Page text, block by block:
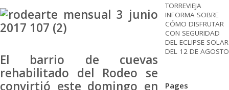
El barrio de cuevas
rehabilitado del Rodeo se
convirtió este domingo en
TORREVIEJA
INFORMA SOBRE
CÓMO DISFRUTAR
CON SEGURIDAD
DEL ECLIPSE SOLAR
DEL 12 DE AGOSTO
Pages